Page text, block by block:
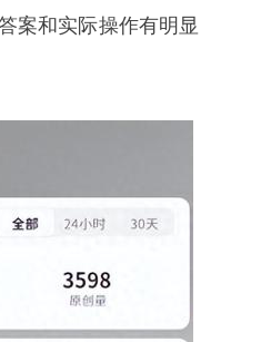
案和实际操作有明显